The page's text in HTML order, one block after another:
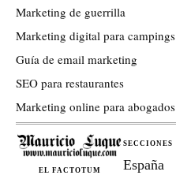
Marketing de guerrilla
Marketing digital para campings
Guía de email marketing
SEO para restaurantes
Marketing online para abogados
EL FACTOTUM
SECCIONES
España